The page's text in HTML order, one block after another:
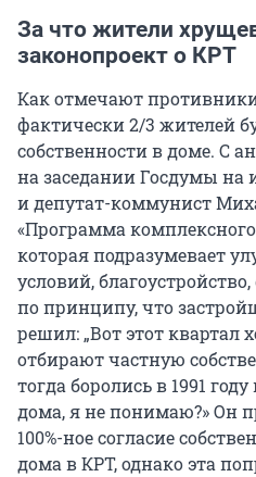
За что жители
законопроект о КРТ
Как отмечают
фактически 2/3 жителей
собственности в доме. С
на заседании Госдумы
и депутат-коммунист
«Программа
которая подразумевает
условий,
по принципу, что
решил: „Вот этот квартал
отбирают частную
тогда боролись в 1991
дома, я не понимаю?» Он
100%-ное согласие
дома в КРТ, однако эта